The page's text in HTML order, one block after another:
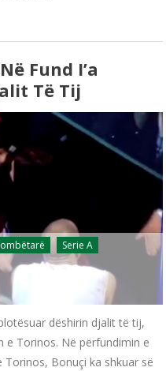
Fund I’a
Të Tij
Serie A
dëshirin djalit të tij,
e Torinos. Në përfundimin e
Bonuçi ka shkuar së